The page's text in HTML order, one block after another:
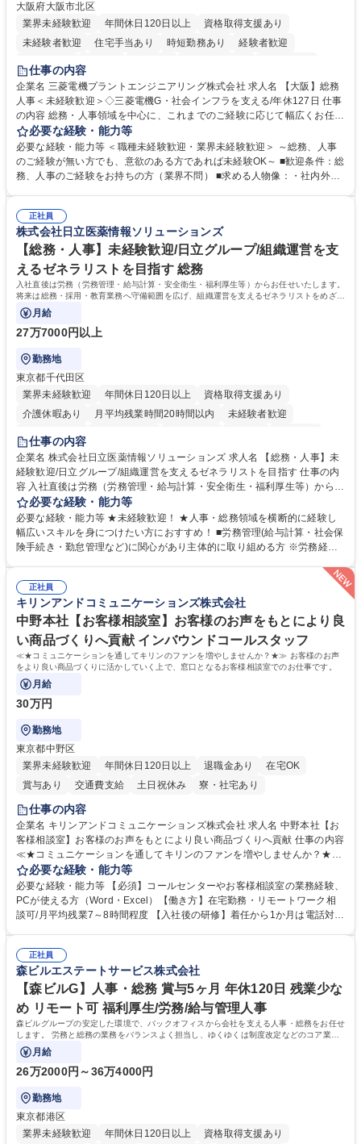
大阪府大阪市北区
業界未経験歓迎
年間休日120日以上
資格取得支援あり
未経験者歓迎
住宅手当あり 時短勤務あり
経験者歓迎
退職金あり
駅近5分以内
土日祝休み 服装自由 寮・社宅あり 食事補助あり
仕事の内容
企業名 三菱電機プラントエンジニアリング株式会社 求人名 【大阪】総務
人事＜未経験歓迎＞◇三菱電機G・社会インフラを支える/年休127日 仕事
の内容 総務・人事領域を中心に、これまでのご経験に応じて幅広くお任せ
します。 ＜具体的には＞ ・総務/人事労務（給与・社保・勤怠管理など）
・採用・教育研修 ・福利厚生運用 など ※基本的には事務所勤務ですが、
採用や教育等の業務内容により、関西圏以外への日帰り・宿泊を伴う国内
出張もございます。 ※担当業務を持ちつつ、お互いに助け合いながら、総
必要な経験・能力等
必要な経験・能力等 ＜職種未経験歓迎・業界未経験歓迎＞ ～総務、人事
のご経験が無い方でも、意欲のある方であれば未経験OK～ ■歓迎条件：総
務、人事のご経験をお持ちの方（業界不問） ■求める人物像：・社内外の
正社員
株式会社日立医薬情報ソリューションズ
【総務・人事】未経験歓迎/日立グループ/組織運営を支
えるゼネラリストを目指す 総務
入社直後は労務（労務管理・給与計算・安全衛生・福利厚生等）からお任せいたします。
将来は総務・採用・教育業務へ守備範囲を広げ、組織運営を支えるゼネラリストをめざせ
ます。
月給
27万7000円以上
勤務地
東京都千代田区
業界未経験歓迎
年間休日120日以上
資格取得支援あり
介護休暇あり
月平均残業時間20時間以内
未経験者歓迎
住宅手当あり
育休あり
完全週休2日制 交通費支給 土日祝休み 寮・社宅あり
仕事の内容
企業名 株式会社日立医薬情報ソリューションズ 求人名 【総務・人事】未
経験歓迎/日立グループ/組織運営を支えるゼネラリストを目指す 仕事の内
容 入社直後は労務（労務管理・給与計算・安全衛生・福利厚生等）からお
任せいたします。将来は総務・採用・教育業務へ守備範囲を広げ、組織運
営を支えるゼネラリストをめざせます。 ・初期業務：労働時間管理、給与
計算、社会保険対応、福利厚生管理、安全衛生、健康経営推進等をお任せ
します。ご経験に応じて、休職者管理など、幅広く経験を積んでいただき
★メンバーがマンツーマンで丁寧に教えるため、ご経験が浅くても安心！
幅広く経験を積みたい意欲がある方に最適な環境です。 募集職種 【総
務・人事】未経験歓迎/日立グループ/組織運営を支えるゼネラリストを目
指す
必要な経験・能力等
必要な経験・能力等 ★未経験歓迎！ ★人事・総務領域を横断的に経験し
幅広いスキルを身につけたい方におすすめ！ ■労務管理(給与計算・社会保
険手続き・勤怠管理など)に関心があり主体的に取り組める方 ※労務経験
マネジメント職として活躍したい 【尚可】■人事、労務、採用、教育業務
のご経験 ■労務管理（給与計算・社会保険手続き・勤怠管理など）の経験
■衛生管理者の資格をお持ちの方 学歴・資格 学歴：大学院 大学 高専 短大
専修学校 高校 語学力： 資格：
正社員
キリンアンドコミュニケーションズ株式会社
中野本社【お客様相談室】お客様のお声をもとにより良
い商品づくりへ貢献 インバウンドコールスタッフ
≪★コミュニケーションを通してキリンのファンを増やしませんか？★≫ お客様のお声
をより良い商品づくりに活かしていく上で、窓口となるお客様相談室でのお仕事です。
月給
30万円
勤務地
東京都中野区
業界未経験歓迎
年間休日120日以上 退職金あり
在宅OK
賞与あり
交通費支給 土日祝休み 寮・社宅あり
仕事の内容
企業名 キリンアンドコミュニケーションズ株式会社 求人名 中野本社【お
客様相談室】お客様のお声をもとにより良い商品づくりへ貢献 仕事の内容
≪★コミュニケーションを通してキリンのファンを増やしませんか？★≫
お客様のお声をより良い商品づくりに活かしていく上で、窓口となるお客
様相談室でのお仕事です。 日々お客様からいただくキリングループへのご
意見を、企業活動に活かしています。お客様からの声に迅速かつ誠意をも
って対応、情報提供するとともにグループ内活動に反映しています。 【具
平均100件前後■メール・手紙：同上40件前後 募集職種 中野本社【お客様
相談室】お客様のお声をもとにより良い商品づくりへ貢献
必要な経験・能力等
必要な経験・能力等 【必須】コールセンターやお客様相談室の業務経験、
PCが使える方（Word・Excel）【働き方】在宅勤務・リモートワーク相
談可/月平均残業7～8時間程度 【入社後の研修】着任から1か月は電話対応
すのでご安心ください。 【当社について】キリングループの広報機能を担
う会社として、お客様との出会いを大切にし、磨き上げたホスピタリティ
を込めてコミュニケーションをとりながら広報関連業務を行っておりま
す。 学歴・資格 学歴：大学院 大学 高専 短大 専修学校 高校 語学力： 資
格：
正社員
森ビルエステートサービス株式会社
【森ビルG】人事・総務 賞与5ヶ月 年休120日 残業少な
め リモート可 福利厚生/労務/給与管理人事
森ビルグループの安定した環境で、バックオフィスから会社を支える人事・総務をお任せ
します。 労務と総務の業務をバランスよく担当し、ゆくゆくは制度改定などのコア業務
にも挑戦できる、やりがいある環境です。
月給
26万2000円～36万4000円
勤務地
東京都港区
業界未経験歓迎
年間休日120日以上 資格取得支援あり